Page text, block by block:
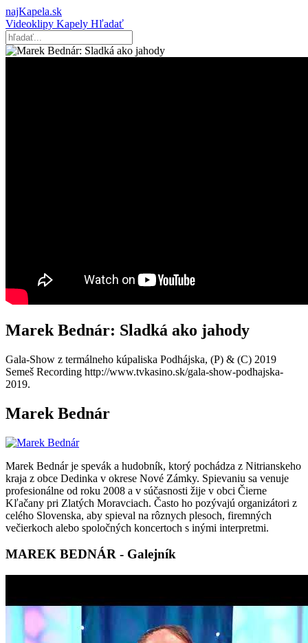
najKapela.sk
Videoklipy Kapely Hľadať
Marek Bednár: Sladká ako jahody
Gala-Show z termálneho kúpaliska Podhájska, (P) & (C) 2019
Semeš Recording http://www.tvkasino.sk/gala-show-podhajska-
2019.
Marek Bednár
Marek Bednár je spevák a hudobník, ktorý pochádza z Nitrianskeho
kraja z obce Dedinka v okrese Nové Zámky. Spievaniu sa venuje
profesionálne od roku 2008 a v súčasnosti žije v obci Čierne
Kľačany pri Zlatých Moravciach. Často ho pozývajú organizátori z
celého Slovenska, aby spieval na rôznych plesoch, firemných
večierkoch alebo spoločných koncertoch s inými interpretmi.
MAREK BEDNÁR - Galejník